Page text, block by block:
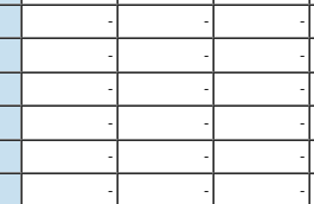
- - -
- - -
- - -
- - -
- - -
- - -